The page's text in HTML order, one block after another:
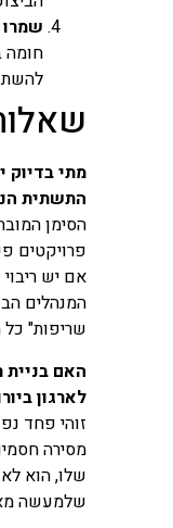
חומה
מתי בדיוק
התשתית
הסימן
פרויקטים
אם יש
המנהלים
שריפות" כל
האם בניית
לארגון
זוהי פחד
מסירה
שלו, הוא
שלמעשה